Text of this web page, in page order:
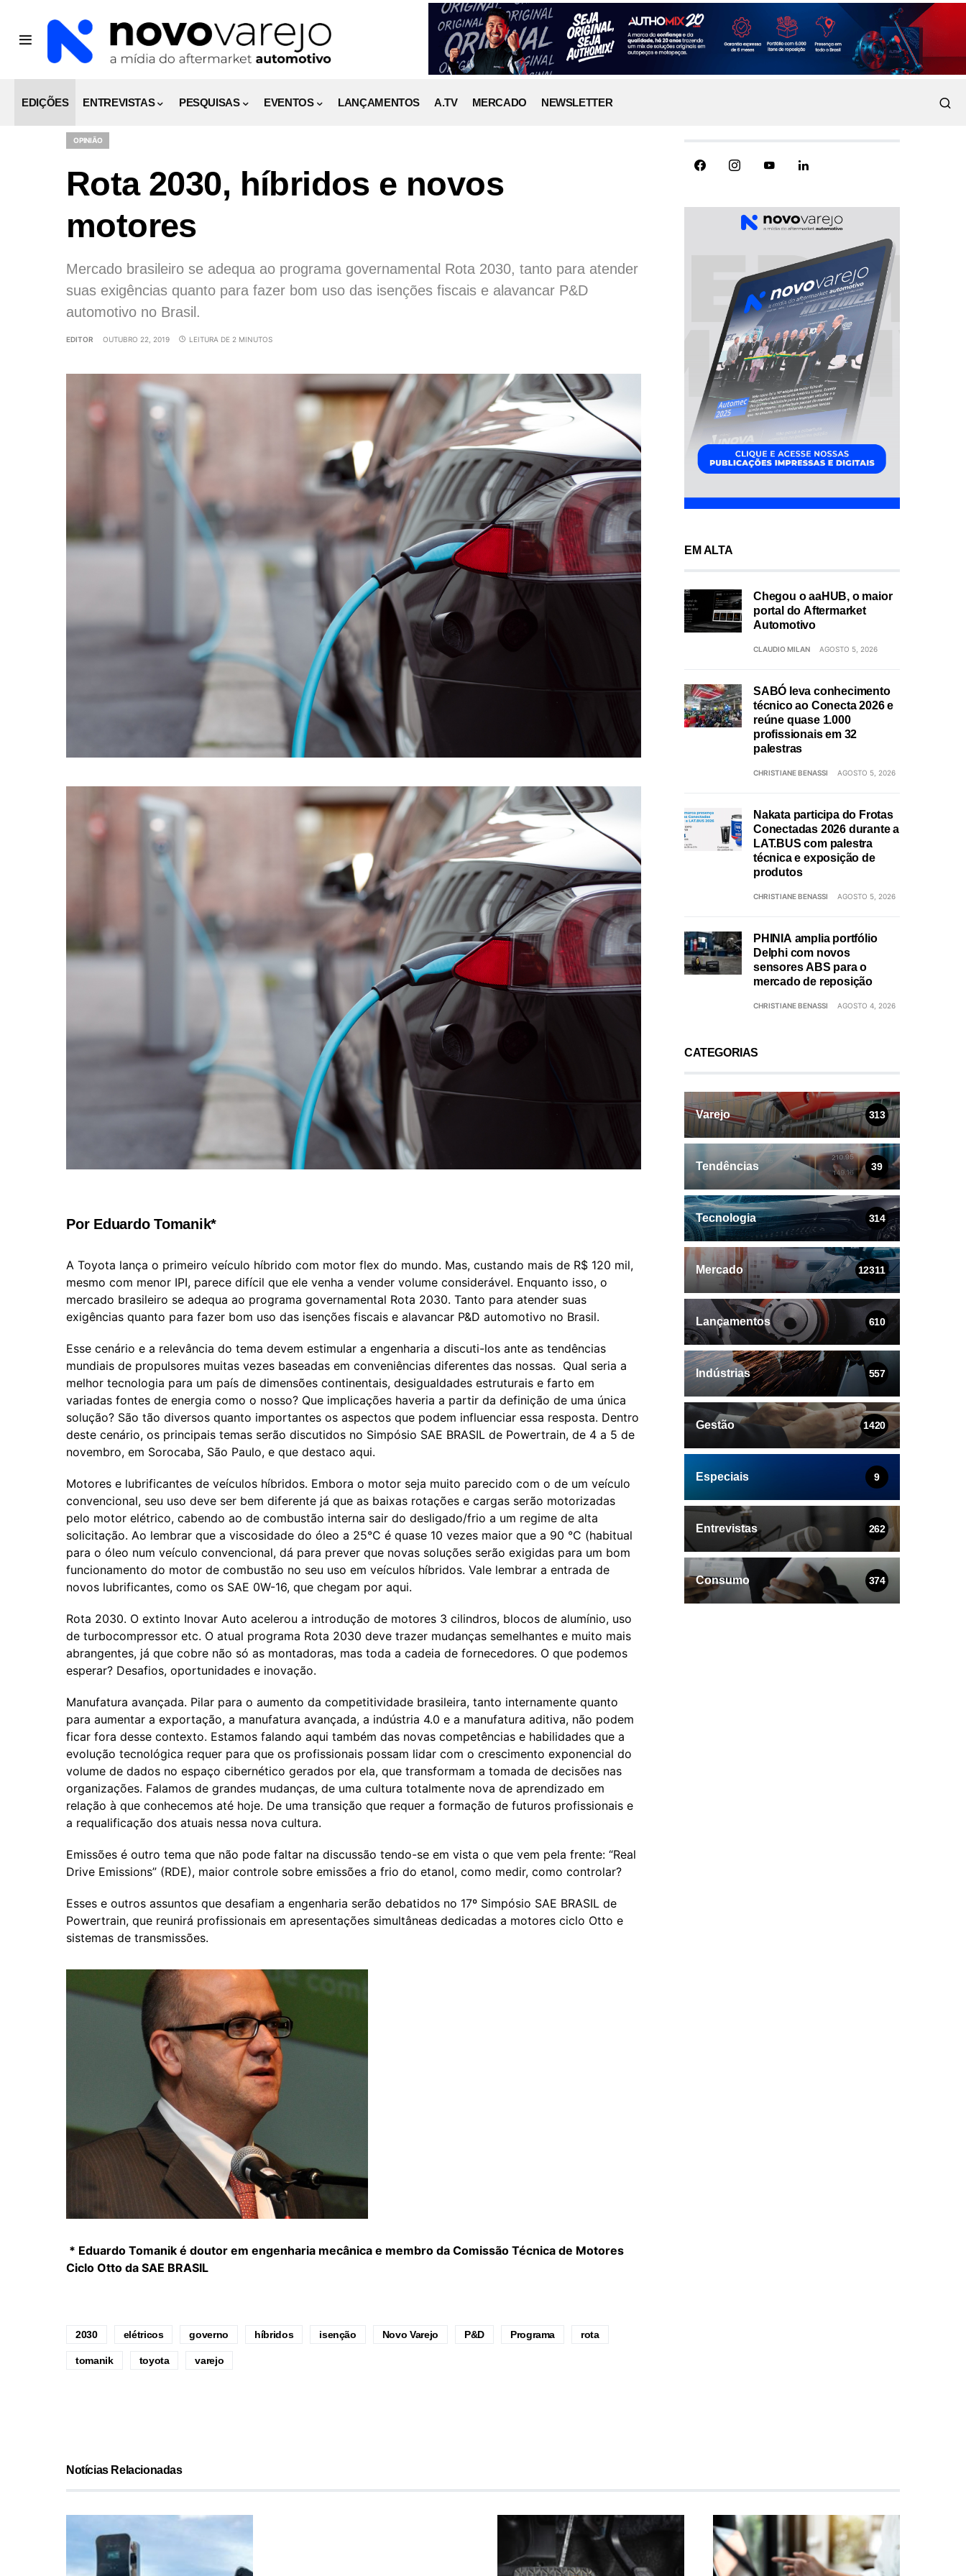
EDIÇÕES ENTREVISTAS PESQUISAS EVENTOS LANÇAMENTOS A.TV MERCADO NEWSLETTER
OPINIÃO
Rota 2030, híbridos e novos
motores
Mercado brasileiro se adequa ao programa governamental Rota 2030, tanto para atender
suas exigências quanto para fazer bom uso das isenções fiscais e alavancar P&D
automotivo no Brasil.
EDITOR OUTUBRO 22, 2019 LEITURA DE 2 MINUTOS
Por Eduardo Tomanik*
A Toyota lança o primeiro veículo híbrido com motor flex do mundo. Mas, custando mais de R$ 120 mil,
mesmo com menor IPI, parece difícil que ele venha a vender volume considerável. Enquanto isso, o
mercado brasileiro se adequa ao programa governamental Rota 2030. Tanto para atender suas
exigências quanto para fazer bom uso das isenções fiscais e alavancar P&D automotivo no Brasil.
Esse cenário e a relevância do tema devem estimular a engenharia a discuti-los ante as tendências
mundiais de propulsores muitas vezes baseadas em conveniências diferentes das nossas. Qual seria a
melhor tecnologia para um país de dimensões continentais, desigualdades estruturais e farto em
variadas fontes de energia como o nosso? Que implicações haveria a partir da definição de uma única
solução? São tão diversos quanto importantes os aspectos que podem influenciar essa resposta. Dentro
deste cenário, os principais temas serão discutidos no Simpósio SAE BRASIL de Powertrain, de 4 a 5 de
novembro, em Sorocaba, São Paulo, e que destaco aqui.
Motores e lubrificantes de veículos híbridos. Embora o motor seja muito parecido com o de um veículo
convencional, seu uso deve ser bem diferente já que as baixas rotações e cargas serão motorizadas
pelo motor elétrico, cabendo ao de combustão interna sair do desligado/frio a um regime de alta
solicitação. Ao lembrar que a viscosidade do óleo a 25°C é quase 10 vezes maior que a 90 °C (habitual
para o óleo num veículo convencional, dá para prever que novas soluções serão exigidas para um bom
funcionamento do motor de combustão no seu uso em veículos híbridos. Vale lembrar a entrada de
novos lubrificantes, como os SAE 0W-16, que chegam por aqui.
Rota 2030. O extinto Inovar Auto acelerou a introdução de motores 3 cilindros, blocos de alumínio, uso
de turbocompressor etc. O atual programa Rota 2030 deve trazer mudanças semelhantes e muito mais
abrangentes, já que cobre não só as montadoras, mas toda a cadeia de fornecedores. O que podemos
esperar? Desafios, oportunidades e inovação.
Manufatura avançada. Pilar para o aumento da competitividade brasileira, tanto internamente quanto
para aumentar a exportação, a manufatura avançada, a indústria 4.0 e a manufatura aditiva, não podem
ficar fora desse contexto. Estamos falando aqui também das novas competências e habilidades que a
evolução tecnológica requer para que os profissionais possam lidar com o crescimento exponencial do
volume de dados no espaço cibernético gerados por ela, que transformam a tomada de decisões nas
organizações. Falamos de grandes mudanças, de uma cultura totalmente nova de aprendizado em
relação à que conhecemos até hoje. De uma transição que requer a formação de futuros profissionais e
a requalificação dos atuais nessa nova cultura.
Emissões é outro tema que não pode faltar na discussão tendo-se em vista o que vem pela frente: “Real
Drive Emissions” (RDE), maior controle sobre emissões a frio do etanol, como medir, como controlar?
Esses e outros assuntos que desafiam a engenharia serão debatidos no 17º Simpósio SAE BRASIL de
Powertrain, que reunirá profissionais em apresentações simultâneas dedicadas a motores ciclo Otto e
sistemas de transmissões.
* Eduardo Tomanik é doutor em engenharia mecânica e membro da Comissão Técnica de Motores
Ciclo Otto da SAE BRASIL
2030 elétricos governo híbridos isenção Novo Varejo P&D Programa rota
tomanik toyota varejo
EM ALTA
Chegou o aaHUB, o maior
portal do Aftermarket
Automotivo
CLAUDIO MILAN AGOSTO 5, 2026
SABÓ leva conhecimento
técnico ao Conecta 2026 e
reúne quase 1.000
profissionais em 32
palestras
CHRISTIANE BENASSI AGOSTO 5, 2026
Nakata participa do Frotas
Conectadas 2026 durante a
LAT.BUS com palestra
técnica e exposição de
produtos
CHRISTIANE BENASSI AGOSTO 5, 2026
PHINIA amplia portfólio
Delphi com novos
sensores ABS para o
mercado de reposição
CHRISTIANE BENASSI AGOSTO 4, 2026
CATEGORIAS
Varejo 313
Tendências 39
Tecnologia 314
Mercado 12311
Lançamentos 610
Indústrias 557
Gestão 1420
Especiais 9
Entrevistas 262
Consumo 374
Notícias Relacionadas